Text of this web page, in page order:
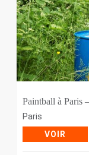
Paintball à Paris
Paris
VOIR